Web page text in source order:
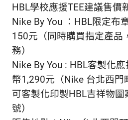
HBL學校應援TEE建議售價
Nike By You ：HBL限定布
150元（同時購買指定產品
務）
Nike By You : HBL客製化
幣1,290元（Nike 台北西門
可客製化印製HBL吉祥物
號）